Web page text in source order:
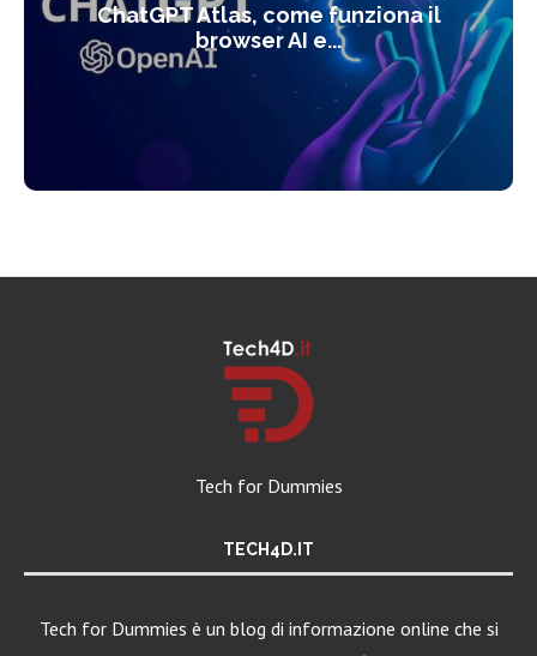
ChatGPT Atlas, come funziona il
browser AI e...
Tech for Dummies
TECH4D.IT
Tech for Dummies è un blog di informazione online che si